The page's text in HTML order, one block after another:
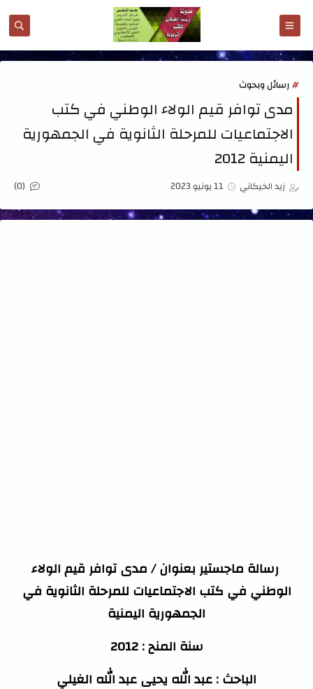
رسائل وبحوث
مدى توافر قيم الولاء الوطني في كتب
الاجتماعيات للمرحلة الثانوية في الجمهورية
اليمنية 2012
زيد الخيكاني 11 يونيو 2023 (0)
رسالة ماجستير بعنوان / مدى توافر قيم الولاء
الوطني في كتب الاجتماعيات للمرحلة الثانوية في
الجمهورية اليمنية
سنة المنح : 2012
الباحث : عبد الله يحيى عبد الله الغيلي